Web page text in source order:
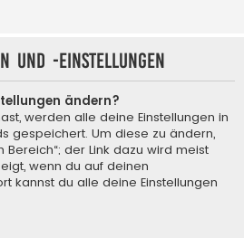
und -einstellungen
ändern?
werden alle deine Einstellungen in
gespeichert. Um diese zu ändern,
Bereich“; der Link dazu wird meist
wenn du auf deinen
kannst du alle deine Einstellungen